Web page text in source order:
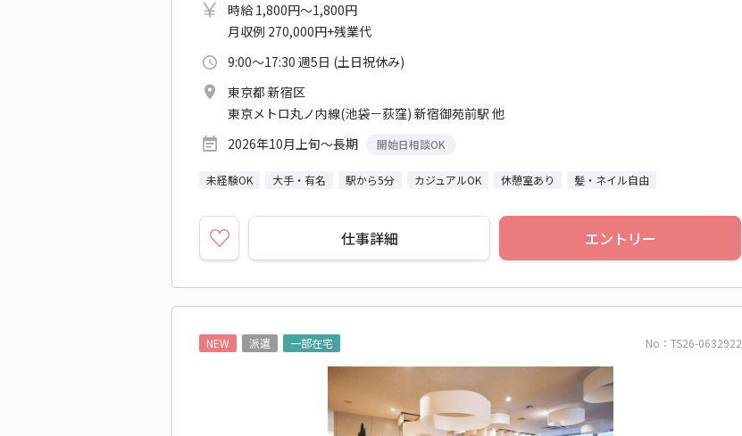
時給 1,800円～1,800円
月収例 270,000円+残業代
9:00～17:30 週5日 (土日祝休み)
東京都 新宿区
東京メトロ丸ノ内線(池袋－荻窪) 新宿御苑前駅 他
2026年10月上旬～長期
開始日相談OK
未経験OK 大手・有名 駅から5分 カジュアルOK 休憩室あり 髪・ネイル自由
仕事詳細 エントリー
No：TS26-0632922
NEW 派遣 一部在宅